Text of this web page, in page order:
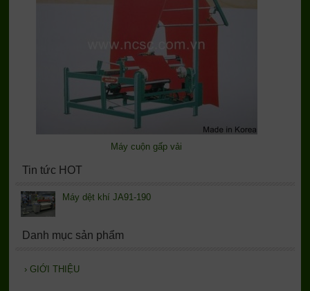
Máy cuộn gấp vải
Tin tức HOT
Máy dệt khí JA91-190
Danh mục sản phẩm
› GIỚI THIỆU